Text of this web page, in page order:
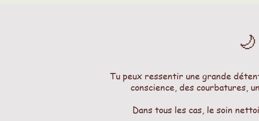
🌙
Tu peux ressentir une grande
conscience, des courbatures,
Dans tous les cas, le soin